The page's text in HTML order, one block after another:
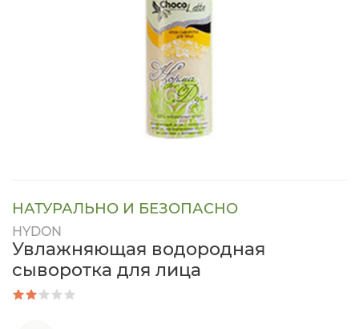
НАТУРАЛЬНО И БЕЗОПАСНО
HYDON
Увлажняющая водородная
сыворотка для лица